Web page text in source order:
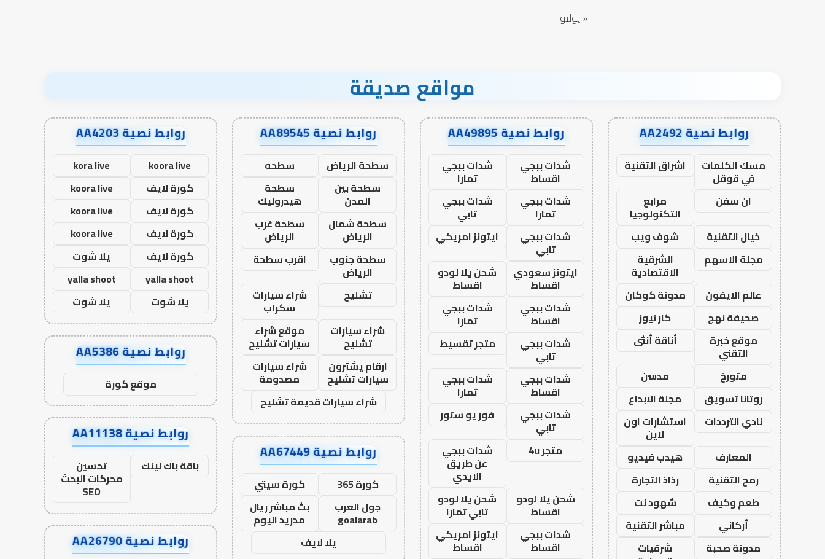
« يوليو
مواقع صديقة
روابط نصية AA2492
مسك الكلمات
في قوقل
اشراق التقنية
ان سفن
مرابع
التكنولوجيا
خيال التقنية
شوف ويب
مجلة الاسهم
الشرقية
الاقتصادية
عالم الايفون
مدونة كوكان
صحيفة نهج
كار نيوز
موقع خبرة
التقني
أناقة أنثى
متورخ
مدسن
روتانا تسويق
مجلة الابداع
نادي الترددات
استشارات اون
لاين
المعارف
هيدب فيديو
رمح التقنية
رذاذ التجارة
طعم وكيف
شهود نت
أركاني
مباشر التقنية
مدونة صحبة
شرقيات
روابط نصية AA49895
شدات ببجي
اقساط
شدات ببجي
تمارا
شدات ببجي
تمارا
شدات ببجي
تابي
شدات ببجي
تابي
ايتونز امريكي
ايتونز سعودي
اقساط
شحن يلا لودو
اقساط
شدات ببجي
اقساط
شدات ببجي
تمارا
شدات ببجي
تابي
متجر تقسيط
شدات ببجي
اقساط
شدات ببجي
تمارا
شدات ببجي
تابي
فور يو ستور
متجر 4u
شدات ببجي
عن طريق
الايدي
شحن يلا لودو
اقساط
شحن يلا لودو
تابي تمارا
شدات ببجي
اقساط
ايتونز امريكي
اقساط
روابط نصية AA89545
سطحة الرياض
سطحه
سطحة بين
المدن
سطحة
هيدروليك
سطحة شمال
الرياض
سطحة غرب
الرياض
سطحة جنوب
الرياض
اقرب سطحة
تشليح
شراء سيارات
سكراب
شراء سيارات
تشليح
موقع شراء
سيارات تشليح
ارقام يشترون
سيارات تشليح
شراء سيارات
مصدومة
شراء سيارات قديمة تشليح
روابط نصية AA67449
كورة 365
كورة سيتي
جول العرب
goalarab
بث مباشر ريال
مدريد اليوم
يلا لايف
روابط نصية AA4203
koora live
kora live
كورة لايف
koora live
كورة لايف
koora live
كورة لايف
koora live
كورة لايف
يلا شوت
yalla shoot
yalla shoot
يلا شوت
يلا شوت
روابط نصية AA5386
موقع كورة
روابط نصية AA11138
باقة باك لينك تحسين
محركات البحث
SEO
روابط نصية AA26790